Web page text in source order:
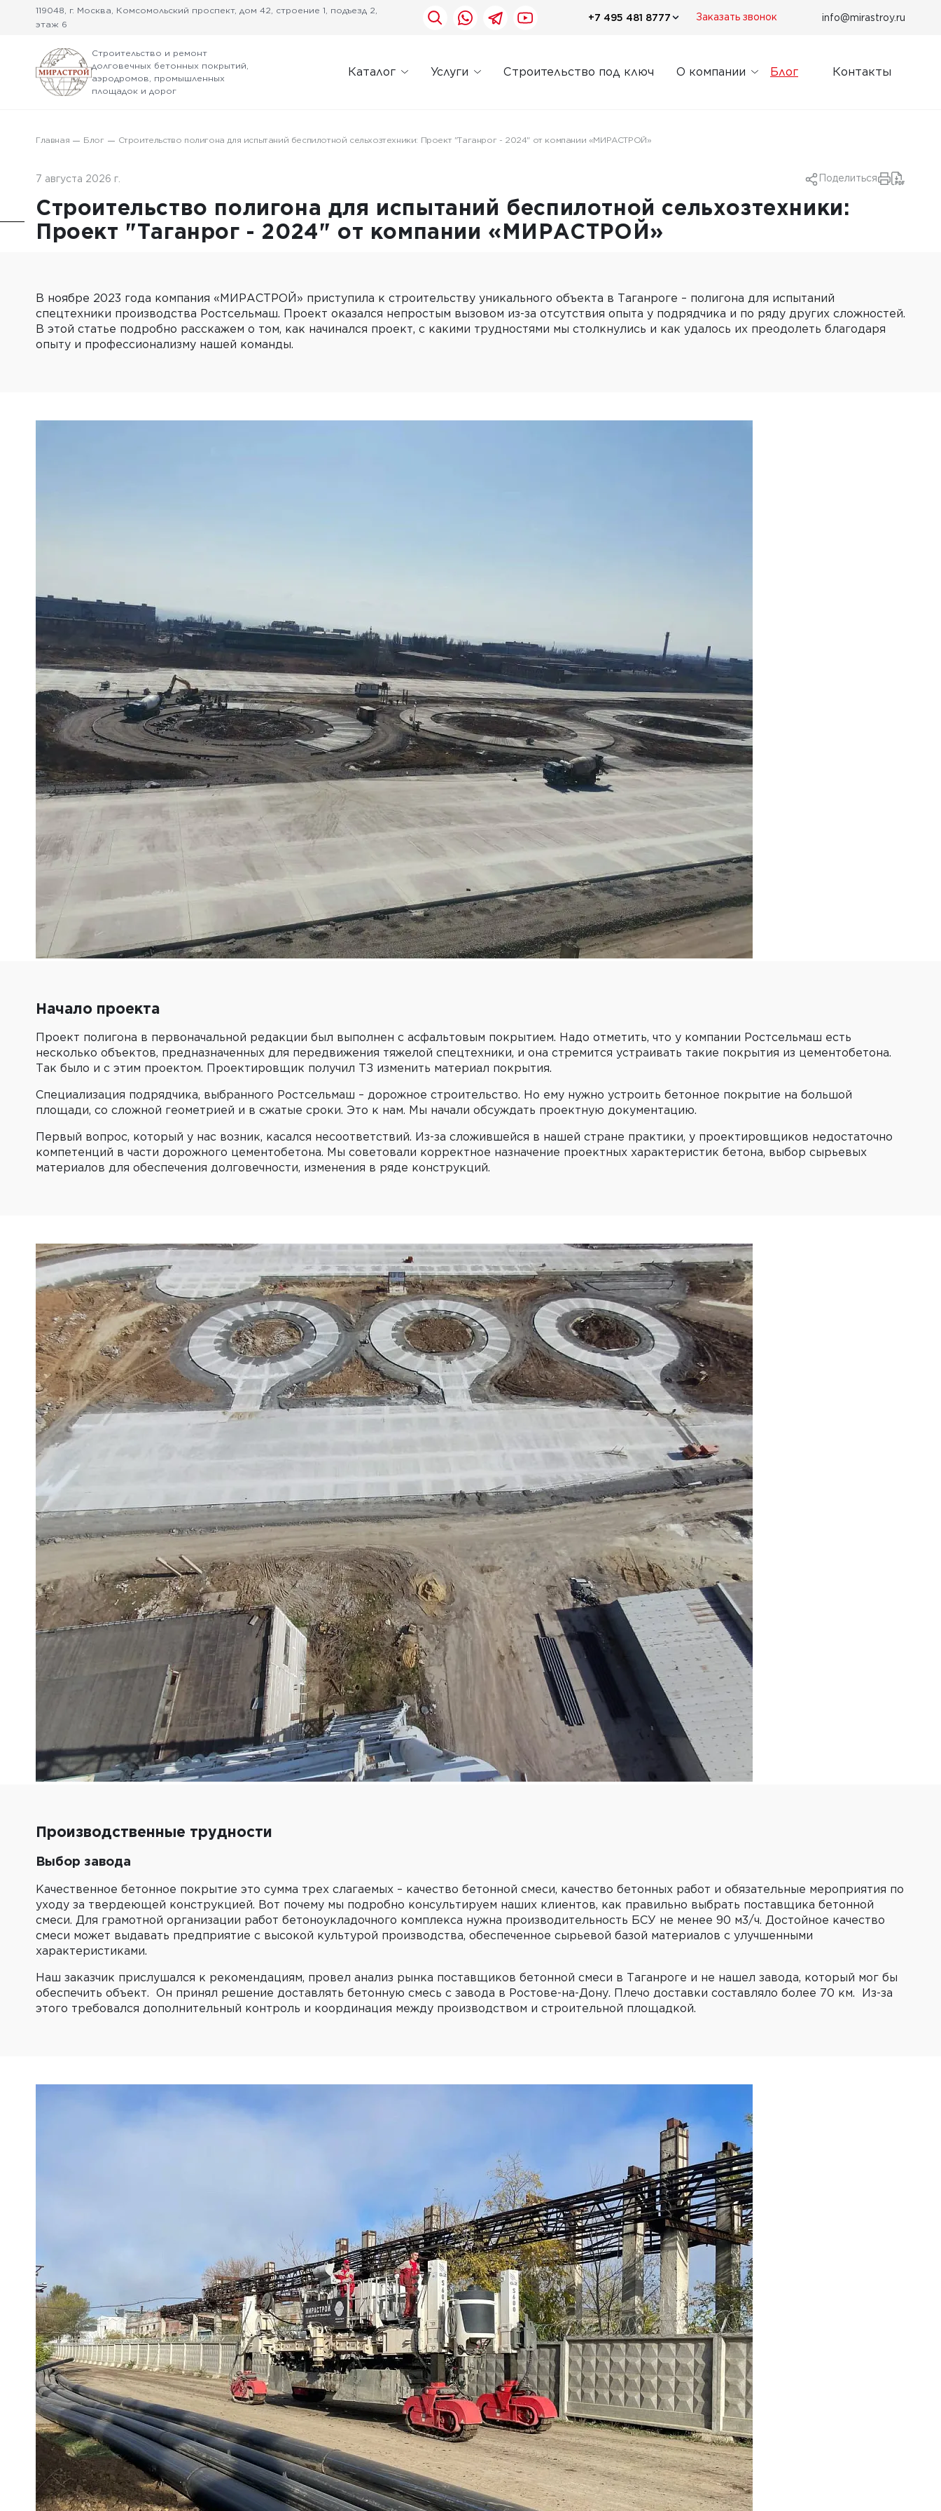
119048, г. Москва, Комсомольский проспект, дом 42, строение 1, подъезд 2,
этаж 6
+7 495 481 8777 Заказать звонок info@mirastroy.ru
Строительство и ремонт
долговечных бетонных покрытий,
аэродромов, промышленных
площадок и дорог
Каталог Услуги Строительство под ключ О компании Блог Контакты
Главная Блог Строительство полигона для испытаний беспилотной сельхозтехники: Проект "Таганрог - 2024" от компании «МИРАСТРОЙ»
7 августа 2026 г. Поделиться
Строительство полигона для испытаний беспилотной сельхозтехники:
Проект "Таганрог - 2024" от компании «МИРАСТРОЙ»
В ноябре 2023 года компания «МИРАСТРОЙ» приступила к строительству уникального объекта в Таганроге – полигона для испытаний
спецтехники производства Ростсельмаш. Проект оказался непростым вызовом из-за отсутствия опыта у подрядчика и по ряду других сложностей.
В этой статье подробно расскажем о том, как начинался проект, с какими трудностями мы столкнулись и как удалось их преодолеть благодаря
опыту и профессионализму нашей команды.
Начало проекта
Проект полигона в первоначальной редакции был выполнен с асфальтовым покрытием. Надо отметить, что у компании Ростсельмаш есть
несколько объектов, предназначенных для передвижения тяжелой спецтехники, и она стремится устраивать такие покрытия из цементобетона.
Так было и с этим проектом. Проектировщик получил ТЗ изменить материал покрытия.
Специализация подрядчика, выбранного Ростсельмаш – дорожное строительство. Но ему нужно устроить бетонное покрытие на большой
площади, со сложной геометрией и в сжатые сроки. Это к нам. Мы начали обсуждать проектную документацию.
Первый вопрос, который у нас возник, касался несоответствий. Из-за сложившейся в нашей стране практики, у проектировщиков недостаточно
компетенций в части дорожного цементобетона. Мы советовали корректное назначение проектных характеристик бетона, выбор сырьевых
материалов для обеспечения долговечности, изменения в ряде конструкций.
Производственные трудности
Выбор завода
Качественное бетонное покрытие это сумма трех слагаемых – качество бетонной смеси, качество бетонных работ и обязательные мероприятия по
уходу за твердеющей конструкцией. Вот почему мы подробно консультируем наших клиентов, как правильно выбрать поставщика бетонной
смеси. Для грамотной организации работ бетоноукладочного комплекса нужна производительность БСУ не менее 90 м3/ч. Достойное качество
смеси может выдавать предприятие с высокой культурой производства, обеспеченное сырьевой базой материалов с улучшенными
характеристиками.
Наш заказчик прислушался к рекомендациям, провел анализ рынка поставщиков бетонной смеси в Таганроге и не нашел завода, который мог бы
обеспечить объект. Он принял решение доставлять бетонную смесь с завода в Ростове-на-Дону. Плечо доставки составляло более 70 км. Из-за
этого требовался дополнительный контроль и координация между производством и строительной площадкой.